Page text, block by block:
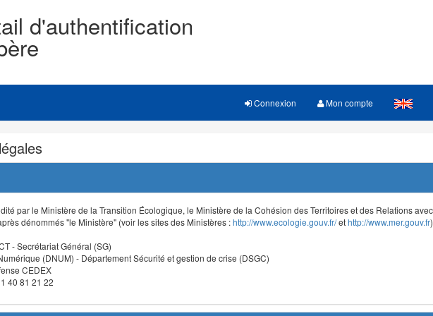
d'authentification
Connexion Mon compte
par le Ministère de la Transition Écologique, le Ministère de la Cohésion des Territoires et des Relations
dénommés "le Ministère" (voir les sites des Ministères :http://www.ecologie.gouv.fr/ethttp://www.mer.gouv.fr
- Secrétariat Général (SG)
(DNUM) - Département Sécurité et gestion de crise (DSGC)
CEDEX
40 81 21 22